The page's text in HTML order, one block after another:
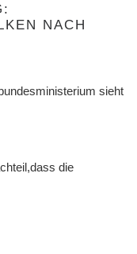
NACH
sieht
die